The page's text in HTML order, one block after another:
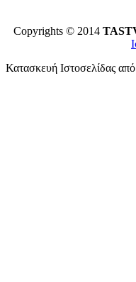
Copyrights © 2014
Κατασκευή Ιστοσελίδας από